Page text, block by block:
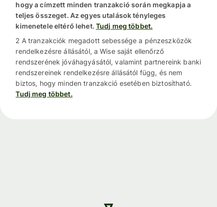
hogy a címzett minden tranzakció során megkapja a
teljes összeget. Az egyes utalások tényleges
kimenetele eltérő lehet. Tudj meg többet.
2 A tranzakciók megadott sebessége a pénzeszközök
rendelkezésre állásától, a Wise saját ellenőrző
rendszerének jóváhagyásától, valamint partnereink banki
rendszereinek rendelkezésre állásától függ, és nem
biztos, hogy minden tranzakció esetében biztosítható.
Tudj meg többet.